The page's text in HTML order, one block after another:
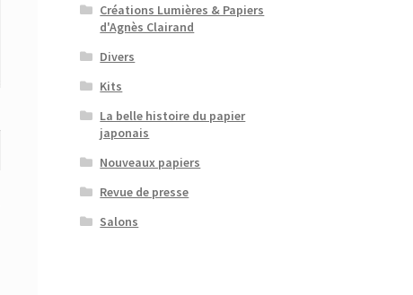
Créations Lumières & Papiers
d'Agnès Clairand
Divers
Kits
La belle histoire du papier
japonais
Nouveaux papiers
Revue de presse
Salons